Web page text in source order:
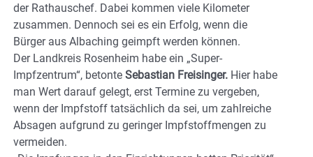
der Rathauschef. Dabei kommen viele Kilometer
zusammen. Dennoch sei es ein Erfolg, wenn die
Bürger aus Albaching geimpft werden können.
Der Landkreis Rosenheim habe ein „Super-
Impfzentrum“, betonte Sebastian Freisinger. Hier habe
man Wert darauf gelegt, erst Termine zu vergeben,
wenn der Impfstoff tatsächlich da sei, um zahlreiche
Absagen aufgrund zu geringer Impfstoffmengen zu
vermeiden.